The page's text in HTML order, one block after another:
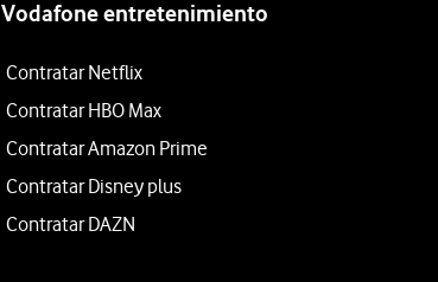
Vodafone entretenimiento
Contratar Netflix
Contratar HBO Max
Contratar Amazon Prime
Contratar Disney plus
Contratar DAZN